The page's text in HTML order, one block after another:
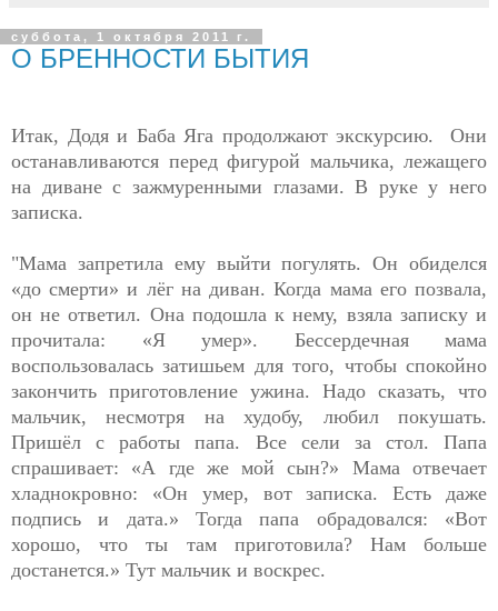
суббота, 1 октября 2011 г.
О БРЕННОСТИ БЫТИЯ
Итак, Додя и Баба Яга продолжают экскурсию. Они
останавливаются перед фигурой мальчика, лежащего
на диване с зажмуренными глазами. В руке у него
записка.
"Мама запретила ему выйти погулять. Он обиделся
«до смерти» и лёг на диван. Когда мама его позвала,
он не ответил. Она подошла к нему, взяла записку и
прочитала: «Я умер». Бессердечная мама
воспользовалась затишьем для того, чтобы спокойно
закончить приготовление ужина. Надо сказать, что
мальчик, несмотря на худобу, любил покушать.
Пришёл с работы папа. Все сели за стол. Папа
спрашивает: «А где же мой сын?» Мама отвечает
хладнокровно: «Он умер, вот записка. Есть даже
подпись и дата.» Тогда папа обрадовался: «Вот
хорошо, что ты там приготовила? Нам больше
достанется.» Тут мальчик и воскрес.